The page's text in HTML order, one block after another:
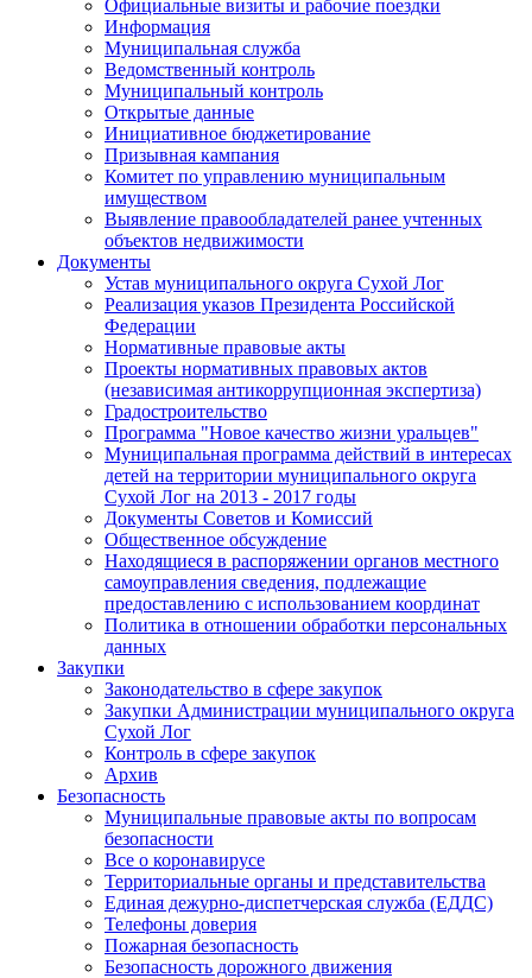
Официальные визиты и рабочие поездки
Информация
Муниципальная служба
Ведомственный контроль
Муниципальный контроль
Открытые данные
Инициативное бюджетирование
Призывная кампания
Комитет по управлению муниципальным
имуществом
Выявление правообладателей ранее учтенных
объектов недвижимости
Документы
Устав муниципального округа Сухой Лог
Реализация указов Президента Российской
Федерации
Нормативные правовые акты
Проекты нормативных правовых актов
(независимая антикоррупционная экспертиза)
Градостроительство
Программа "Новое качество жизни уральцев"
Муниципальная программа действий в интересах
детей на территории муниципального округа
Сухой Лог на 2013 - 2017 годы
Документы Советов и Комиссий
Общественное обсуждение
Находящиеся в распоряжении органов местного
самоуправления сведения, подлежащие
предоставлению с использованием координат
Политика в отношении обработки персональных
данных
Закупки
Законодательство в сфере закупок
Закупки Администрации муниципального округа
Сухой Лог
Контроль в сфере закупок
Архив
Безопасность
Муниципальные правовые акты по вопросам
безопасности
Все о коронавирусе
Территориальные органы и представительства
Единая дежурно-диспетчерская служба (ЕДДС)
Телефоны доверия
Пожарная безопасность
Безопасность дорожного движения